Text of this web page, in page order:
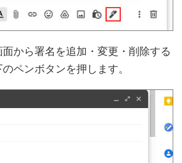
面から署名を追加・変更・削除する
ペンボタンを押します。